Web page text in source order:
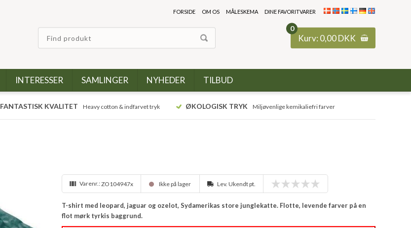
0
Kurv: 0,00DKK
FORSIDE OM OS MÅLESKEMA DINE FAVORITVARER
INTERESSER SAMLINGER NYHEDER TILBUD
FANTASTISK KVALITET Heavy cotton & indfarvet tryk ØKOLOGISK TRYK Miljøvenlige kemikaliefri farver
Varenr.:ZO104947x Ikke på lager Lev. Ukendt pt.
T-shirt med leopard, jaguar og ozelot, Sydamerikas store junglekatte. Flotte, levende farver på en
flot mørk tyrkis baggrund.